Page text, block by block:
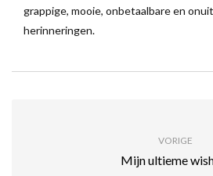
grappige, mooie, onbetaalbare en
herinneringen.
VORIGE
Mijn ultieme